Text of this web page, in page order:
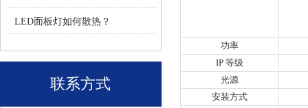
LED面板灯如何散热？
联系方式
功率
IP 等级
光源
安装方式